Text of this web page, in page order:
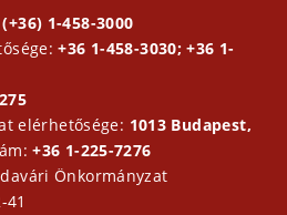
(+36) 1-458-3000
+36 1-458-3030; +36 1-
elérhetősége: 1013 Budapest,
+36 1-225-7276
Önkormányzat
41